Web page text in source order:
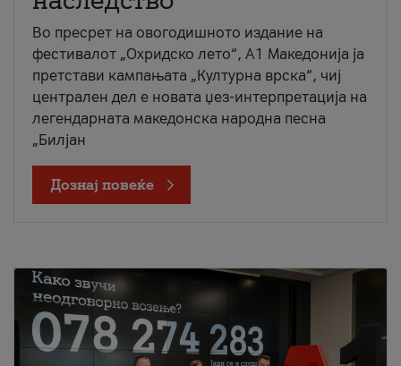
Во пресрет на овогодишното издание на
фестивалот „Охридско лето“, А1 Македонија ја
претстави кампањата „Културна врска“, чиј
централен дел е новата џез-интерпретација на
легендарната македонска народна песна
„Билјан
Дознај повеќе